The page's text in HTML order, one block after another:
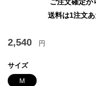
ご注文確定か
送料は1注文あ
2,540 円
サイズ
M